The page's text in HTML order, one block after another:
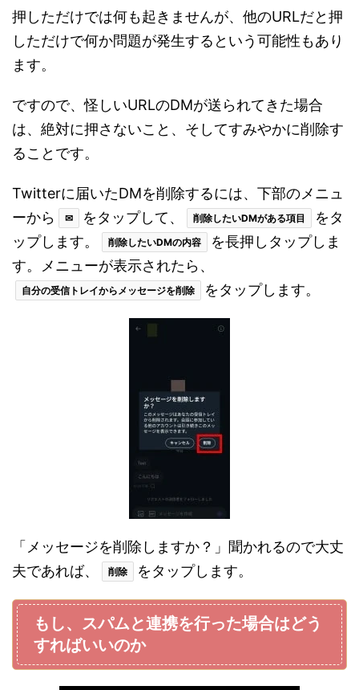
押しただけでは何も起きませんが、他のURLだと押
しただけで何か問題が発生するという可能性もあり
ます。
ですので、怪しいURLのDMが送られてきた場合
は、絶対に押さないこと、そしてすみやかに削除す
ることです。
Twitterに届いたDMを削除するには、下部のメニュ
ーから
✉ をタップして、 削除したいDMがある項目
をタ
ップします。
削除したいDMの内容
を長押しタップしま
す。メニューが表示されたら、
自分の受信トレイからメッセージを削除 をタップします。
「メッセージを削除しますか？」聞かれるので大丈
夫であれば、
削除 をタップします。
もし、スパムと連携を行った場合はどう
すればいいのか